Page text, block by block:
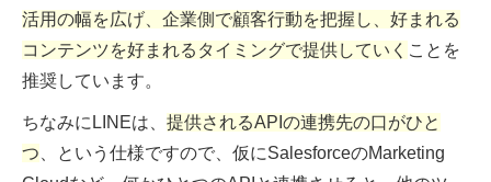
活用の幅を広げ、企業側で顧客行動を把握し、好まれる
コンテンツを好まれるタイミングで提供していく ことを
推奨しています。
ちなみにLINEは、 提供されるAPIの連携先の口がひと
つ、という仕様ですので、仮にSalesforceのMarketing